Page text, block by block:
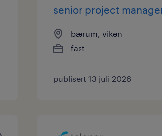
senior project
bærum, viken
fast
publisert 13 juli 2026